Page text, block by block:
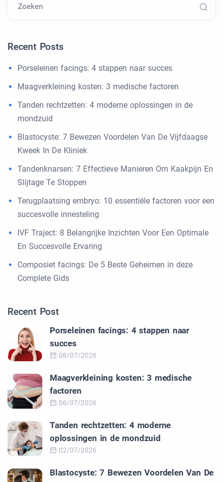
Zoeken
Recent Posts
Porseleinen facings: 4 stappen naar succes
Maagverkleining kosten: 3 medische factoren
Tanden rechtzetten: 4 moderne oplossingen in de
mondzuid
Blastocyste: 7 Bewezen Voordelen Van De Vijfdaagse
Kweek In De Kliniek
Tandenknarsen: 7 Effectieve Manieren Om Kaakpijn En
Slijtage Te Stoppen
Terugplaatsing embryo: 10 essentiële factoren voor een
succesvolle innesteling
IVF Traject: 8 Belangrijke Inzichten Voor Een Optimale
En Succesvolle Ervaring
Composiet facings: De 5 Beste Geheimen in deze
Complete Gids
Recent Post
Porseleinen facings: 4 stappen naar
succes
08/07/2026
Maagverkleining kosten: 3 medische
factoren
06/07/2026
Tanden rechtzetten: 4 moderne
oplossingen in de mondzuid
02/07/2026
Blastocyste: 7 Bewezen Voordelen Van De